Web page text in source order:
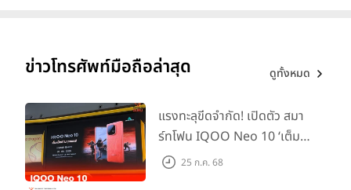
ข่าวโทรศัพท์มือถือล่าสุด ดูทั้งหมด
แรงทะลุขีดจำกัด! เปิดตัว สมา
ร์ทโฟน IQOO Neo 10 ‘เต็ม
แม็กซ์ในทุกแมตช์’ ในราคาเริ่ม
25 ก.ค. 68